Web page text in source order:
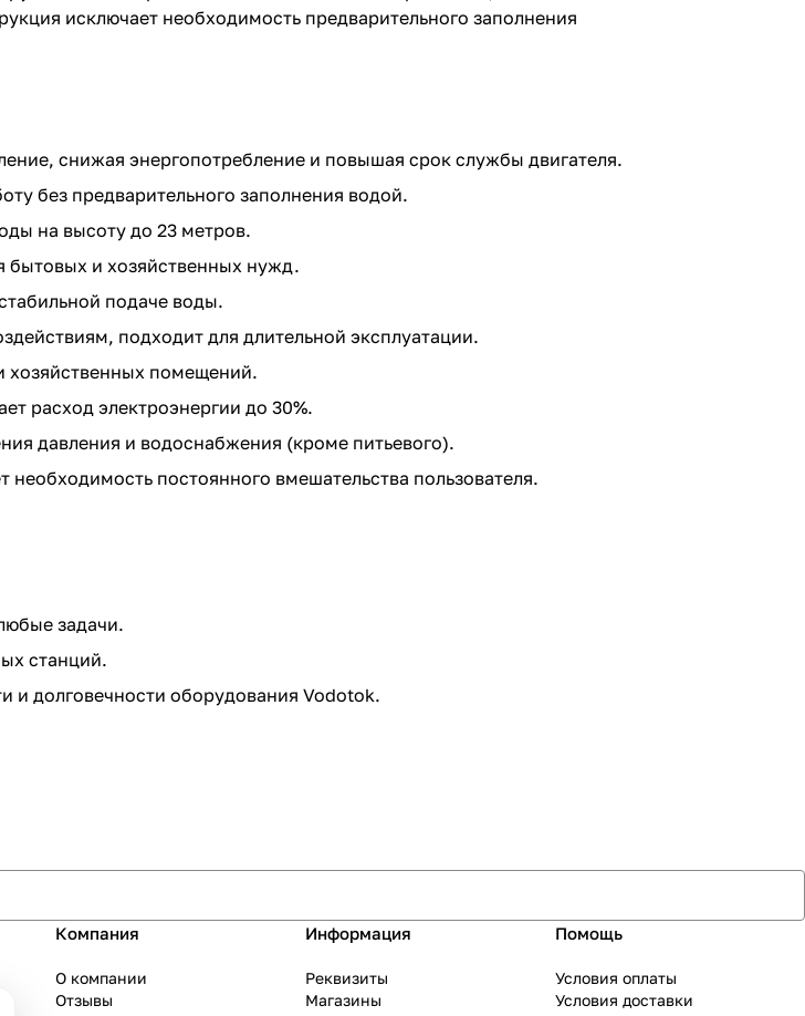
исключает необходимость предварительного заполнения
снижая энергопотребление и повышая срок службы двигателя.
без предварительного заполнения водой.
на высоту до 23 метров.
бытовых и хозяйственных нужд.
подаче воды.
подходит для длительной эксплуатации.
хозяйственных помещений.
расход электроэнергии до 30%.
давления и водоснабжения (кроме питьевого).
постоянного вмешательства пользователя.
задачи.
станций.
и долговечности оборудования Vodotok.
Компания
О компании
Отзывы
Информация
Реквизиты
Магазины
Помощь
Условия оплаты
Условия доставки